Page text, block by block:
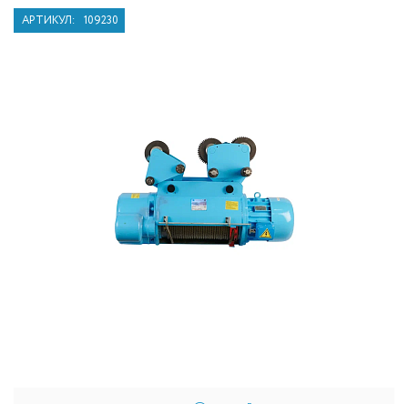
АРТИКУЛ: 109230